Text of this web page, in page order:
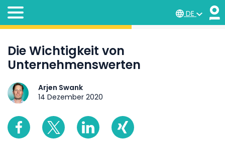
DE
Die Wichtigkeit von
Unternehmenswerten
Arjen Swank
14 Dezember 2020